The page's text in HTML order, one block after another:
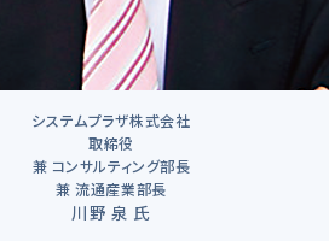
システムプラザ株式会社
取締役
兼 コンサルティング部長
兼 流通産業部長
川野 泉 氏